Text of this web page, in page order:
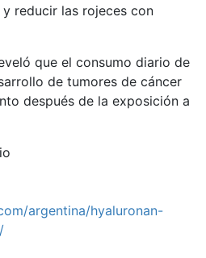
reducir las rojeces con
que el consumo diario de
de tumores de cáncer
después de la exposición a
argentina/hyaluronan-